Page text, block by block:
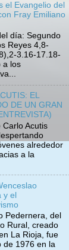
el Evangelio del
Fray Emiliano
día: Segundo
Reyes 4,8-
3.16-17.18-
a los
EL
DE UN GRAN
Carlo Acutis
alrededor
a la
y el
Pedernera, del
Rural, creado
La Rioja, fue
de 1976 en la